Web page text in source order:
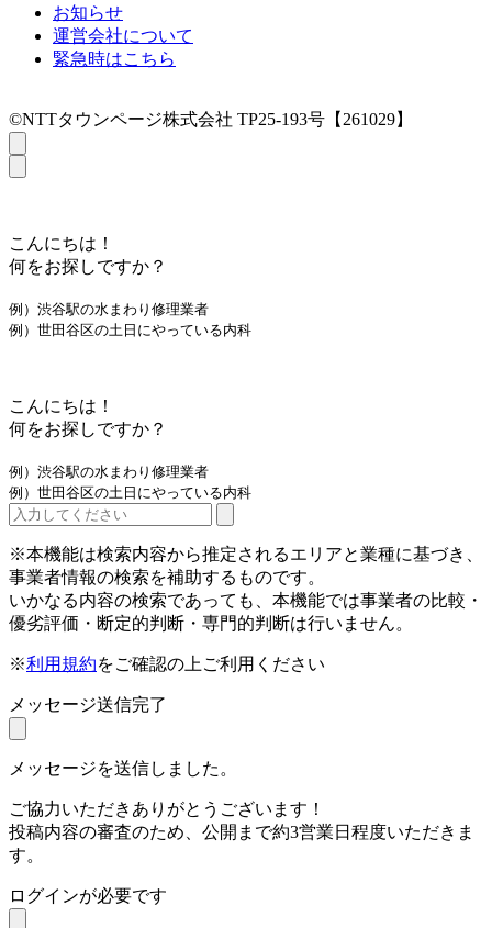
お知らせ
運営会社について
緊急時はこちら
©NTTタウンページ株式会社 TP25-193号【261029】
こんにちは！
何をお探しですか？
例）渋谷駅の水まわり修理業者
例）世田谷区の土日にやっている内科
こんにちは！
何をお探しですか？
例）渋谷駅の水まわり修理業者
例）世田谷区の土日にやっている内科
※本機能は検索内容から推定されるエリアと業種に基づき、
事業者情報の検索を補助するものです。
いかなる内容の検索であっても、本機能では事業者の比較・
優劣評価・断定的判断・専門的判断は行いません。
※利用規約をご確認の上ご利用ください
メッセージ送信完了
メッセージを送信しました。
ご協力いただきありがとうございます！
投稿内容の審査のため、公開まで約3営業日程度いただきま
す。
ログインが必要です